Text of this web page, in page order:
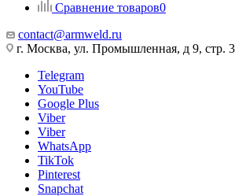
Сравнение товаров0
contact@armweld.ru
г. Москва, ул. Промышленная, д 9, стр. 3
Telegram
YouTube
Google Plus
Viber
Viber
WhatsApp
TikTok
Pinterest
Snapchat